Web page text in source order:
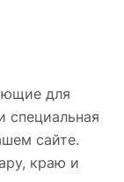
для
специальная
сайте.
краю и